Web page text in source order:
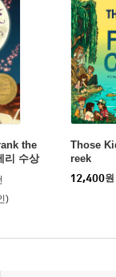
the
리 수상
)
Those
reek
12,400원